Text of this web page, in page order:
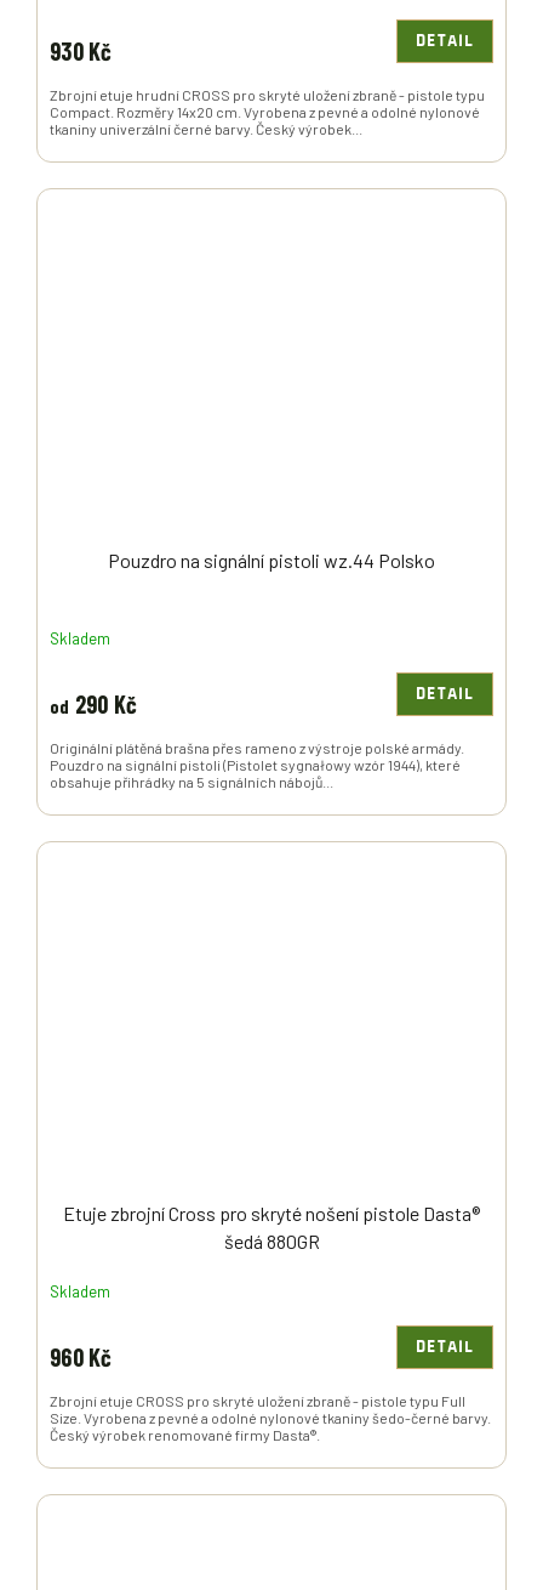
930 Kč DETAIL
Zbrojní etuje hrudní CROSS pro skryté uložení zbraně - pistole typu
Compact. Rozměry 14x20 cm. Vyrobena z pevné a odolné nylonové
tkaniny univerzální černé barvy. Český výrobek...
Pouzdro na signální pistoli wz.44 Polsko
Skladem
od 290 Kč DETAIL
Originální plátěná brašna přes rameno z výstroje polské armády.
Pouzdro na signální pistoli (Pistolet sygnałowy wzór 1944), které
obsahuje přihrádky na 5 signálních nábojů...
Etuje zbrojní Cross pro skryté nošení pistole Dasta®
šedá 880GR
Skladem
960 Kč DETAIL
Zbrojní etuje CROSS pro skryté uložení zbraně - pistole typu Full
Size. Vyrobena z pevné a odolné nylonové tkaniny šedo-černé barvy.
Český výrobek renomované firmy Dasta®.